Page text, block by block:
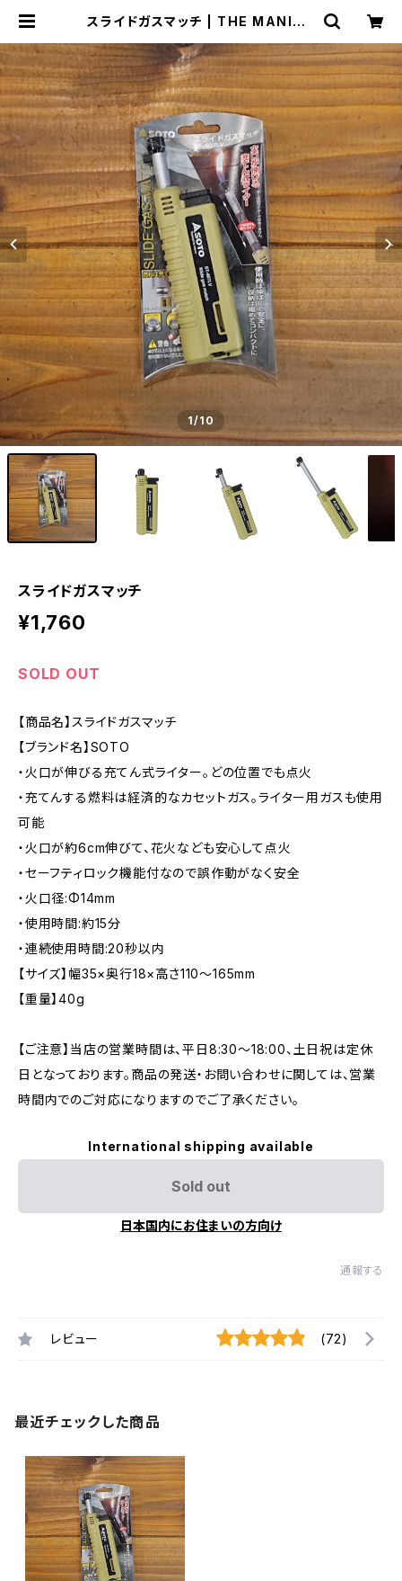
スライドガスマッチ | THE MANIAN
1/10
スライドガスマッチ
¥1,760
SOLD OUT
【商品名】スライドガスマッチ
【ブランド名】SOTO
・火口が伸びる充てん式ライター。どの位置でも点火
・充てんする燃料は経済的なカセットガス。ライター用ガスも使用
可能
・火口が約6cm伸びて、花火なども安心して点火
・セーフティロック機能付なので誤作動がなく安全
・火口径:Φ14mm
・使用時間:約15分
・連続使用時間:20秒以内
【サイズ】幅35×奥行18×高さ110〜165mm
【重量】40g
【ご注意】当店の営業時間は、平日8:30～18:00、土日祝は定休
日となっております。商品の発送・お問い合わせに関しては、営業
時間内でのご対応になりますのでご了承ください。
International shipping available
Sold out
日本国内にお住まいの方向け
通報する
レビュー (72)
最近チェックした商品